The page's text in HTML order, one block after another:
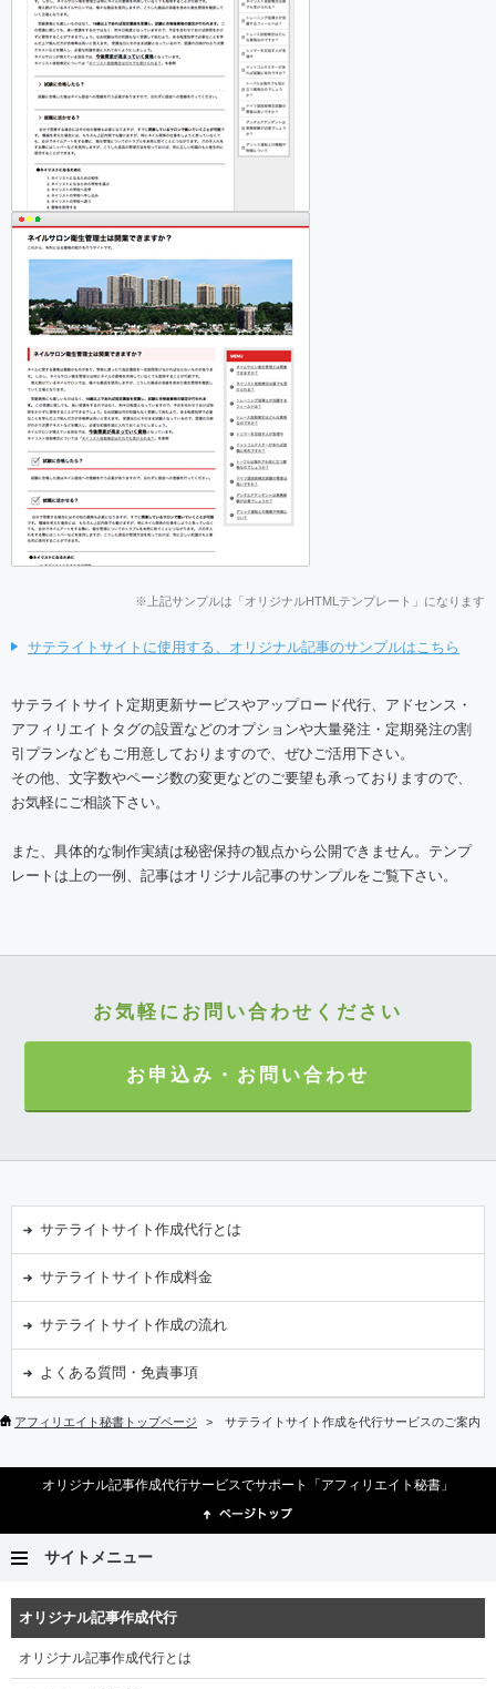
※上記サンプルは「オリジナルHTMLテンプレート」になります
サテライトサイトに使用する、オリジナル記事のサンプルはこちら
サテライトサイト定期更新サービスやアップロード代行、アドセンス・
アフィリエイトタグの設置などのオプションや大量発注・定期発注の割
引プランなどもご用意しておりますので、ぜひご活用下さい。
その他、文字数やページ数の変更などのご要望も承っておりますので、
お気軽にご相談下さい。
また、具体的な制作実績は秘密保持の観点から公開できません。テンプ
レートは上の一例、記事はオリジナル記事のサンプルをご覧下さい。
お気軽にお問い合わせください
お申込み・お問い合わせ
サテライトサイト作成代行とは
サテライトサイト作成料金
サテライトサイト作成の流れ
よくある質問・免責事項
アフィリエイト秘書トップページ サテライトサイト作成を代行サービスのご案内
オリジナル記事作成代行サービスでサポート「アフィリエイト秘書」
サイトメニュー
オリジナル記事作成代行
オリジナル記事作成代行とは